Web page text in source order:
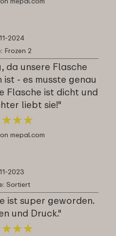
2024
Frozen 2
da unsere Flasche
- es musste genau
Flasche ist dicht und
liebt sie!"
★★★
★★★
mepal.com
2023
Sortiert
ist super geworden.
und Druck."
★★★
★★★